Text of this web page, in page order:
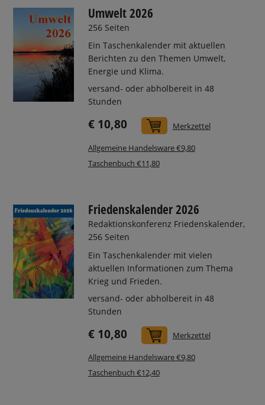
Umwelt 2026
256 Seiten
Ein Taschenkalender mit aktuellen
Berichten zu den Themen Umwelt,
Energie und Klima.
versand- oder abholbereit in 48
Stunden
€ 10,80 In den Warenkorb
Merkzettel
Allgemeine Handelsware €9,80
Taschenbuch €11,80
Friedenskalender 2026
Redaktionskonferenz Friedenskalender,
256 Seiten
Ein Taschenkalender mit vielen
aktuellen Informationen zum Thema
Krieg und Frieden.
versand- oder abholbereit in 48
Stunden
€ 10,80 In den Warenkorb
Merkzettel
Allgemeine Handelsware €9,80
Taschenbuch €12,40